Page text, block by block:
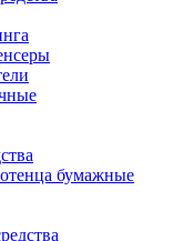
бумажные